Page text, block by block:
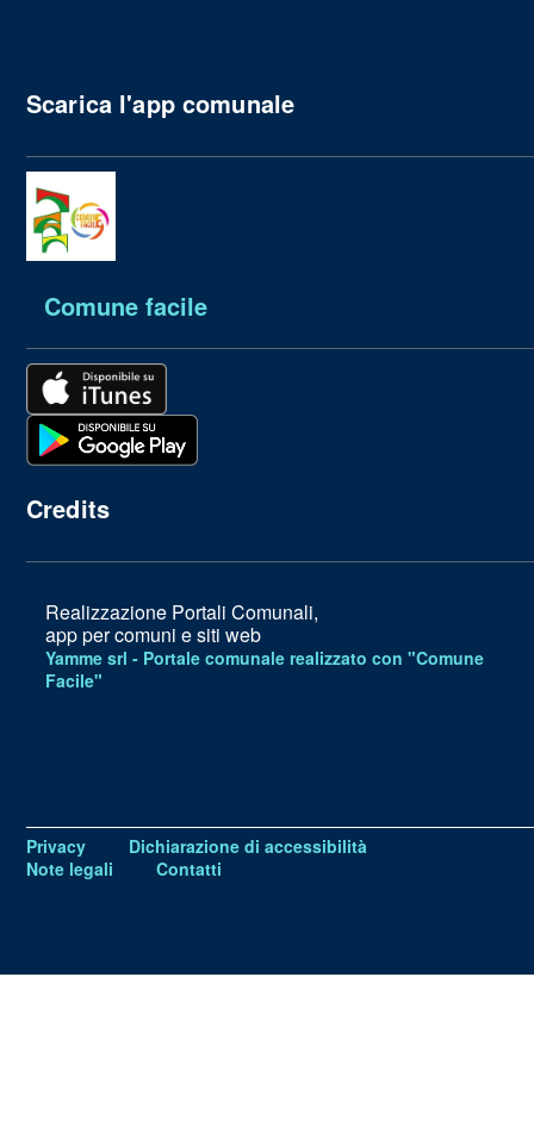
Scarica l'app comunale
Comune facile
Credits
Realizzazione Portali Comunali,
app per comuni e siti web
Yamme srl - Portale comunale realizzato con "Comune
Facile"
Privacy
Dichiarazione di accessibilità
Note legali
Contatti